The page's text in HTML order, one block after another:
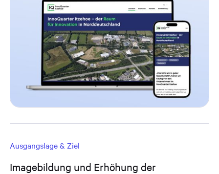
Ausgangslage & Ziel
Imagebildung und Erhöhung der